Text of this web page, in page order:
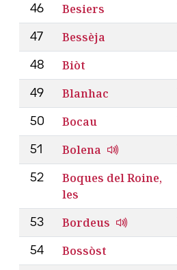
46 Besiers
47 Bessèja
48 Biòt
49 Blanhac
50 Bocau
51 Bolena
52
Boques del Roine,
les
53 Bordeus
54 Bossòst